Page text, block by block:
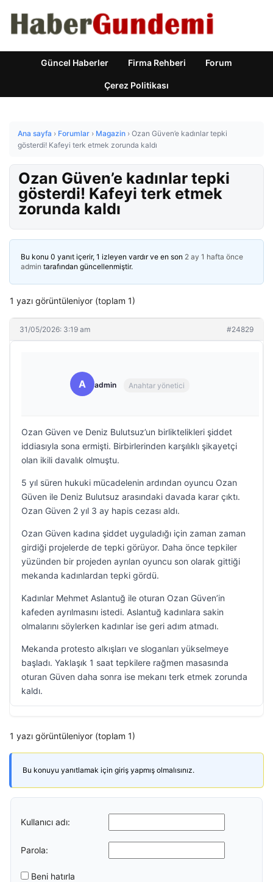
Güncel Haberler Firma Rehberi Forum
Çerez Politikası
Ana sayfa › Forumlar › Magazin › Ozan Güven’e kadınlar tepki
gösterdi! Kafeyi terk etmek zorunda kaldı
Ozan Güven’e kadınlar tepki
gösterdi! Kafeyi terk etmek
zorunda kaldı
Bu konu 0 yanıt içerir, 1 izleyen vardır ve en son 2 ay 1 hafta önce
admin tarafından güncellenmiştir.
1 yazı görüntüleniyor (toplam 1)
31/05/2026: 3:19 am #24829
A admin Anahtar yönetici
Ozan Güven ve Deniz Bulutsuz’un birliktelikleri şiddet
iddiasıyla sona ermişti. Birbirlerinden karşılıklı şikayetçi
olan ikili davalık olmuştu.
5 yıl süren hukuki mücadelenin ardından oyuncu Ozan
Güven ile Deniz Bulutsuz arasındaki davada karar çıktı.
Ozan Güven 2 yıl 3 ay hapis cezası aldı.
Ozan Güven kadına şiddet uyguladığı için zaman zaman
girdiği projelerde de tepki görüyor. Daha önce tepkiler
yüzünden bir projeden ayrılan oyuncu son olarak gittiği
mekanda kadınlardan tepki gördü.
Kadınlar Mehmet Aslantuğ ile oturan Ozan Güven’in
kafeden ayrılmasını istedi. Aslantuğ kadınlara sakin
olmalarını söylerken kadınlar ise geri adım atmadı.
Mekanda protesto alkışları ve sloganları yükselmeye
başladı. Yaklaşık 1 saat tepkilere rağmen masasında
oturan Güven daha sonra ise mekanı terk etmek zorunda
kaldı.
1 yazı görüntüleniyor (toplam 1)
Bu konuyu yanıtlamak için giriş yapmış olmalısınız.
Kullanıcı adı:
Parola:
Beni hatırla